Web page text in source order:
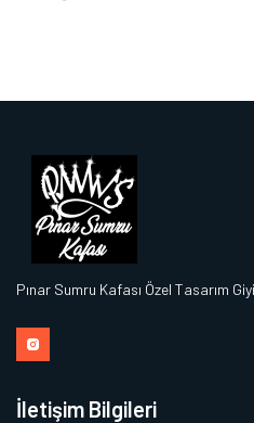
Pınar Sumru Kafası Özel Tasarım
İletişim Bilgileri